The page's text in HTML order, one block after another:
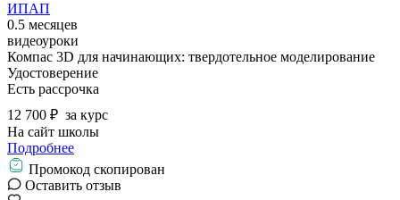
ИПАП
0.5 месяцев
видеоуроки
Компас 3D для начинающих: твердотельное моделирование
Удостоверение
Есть рассрочка
12 700 ₽ за курс
На сайт школы
Подробнее
Промокод скопирован
Оставить отзыв